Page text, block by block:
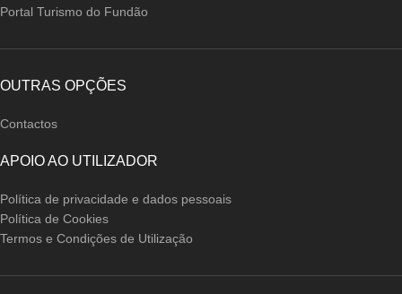
Portal Turismo do Fundão
OUTRAS OPÇÕES
Contactos
APOIO AO UTILIZADOR
Política de privacidade e dados pessoais
Política de Cookies
Termos e Condições de Utilização